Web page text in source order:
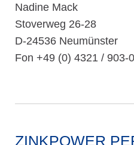
Nadine Mack
Stoverweg 26-28
D-24536 Neumünster
Fon +49 (0) 4321 / 903-0
ZINKPOWER